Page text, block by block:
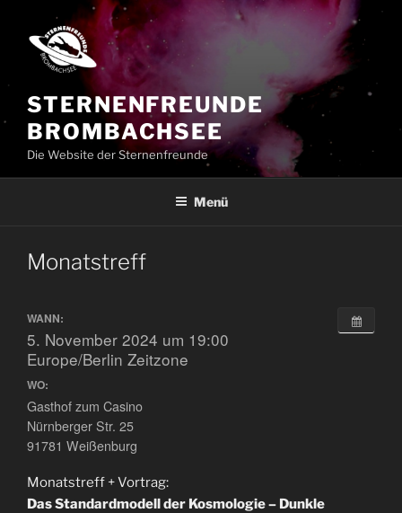
Inhalt
springen
STERNENFREUNDE
BROMBACHSEE
Die Website der Sternenfreunde
Menü
Monatstreff
WANN:
5. November 2024 um 19:00
Europe/Berlin Zeitzone
WO:
Gasthof zum Casino
Nürnberger Str. 25
91781 Weißenburg
Monatstreff + Vortrag:
Das Standardmodell der Kosmologie – Dunkle